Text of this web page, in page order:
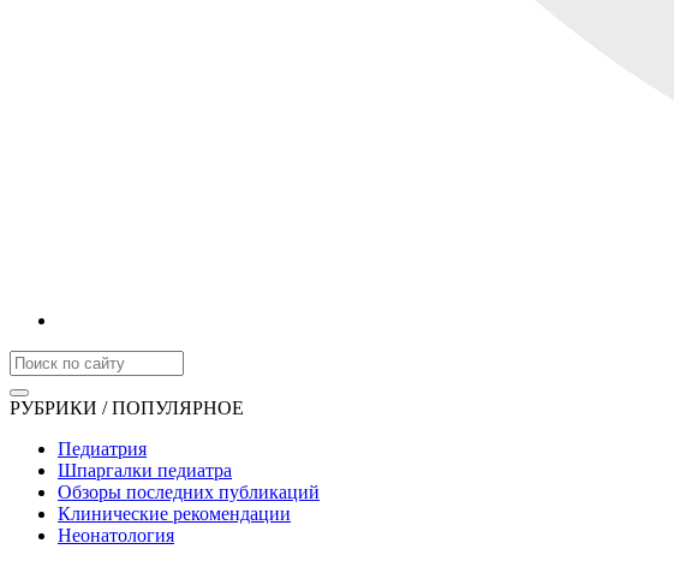
РУБРИКИ / ПОПУЛЯРНОЕ
Педиатрия
Шпаргалки педиатра
Обзоры последних публикаций
Клинические рекомендации
Неонатология